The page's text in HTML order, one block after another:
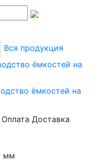
Вся продукция
ёмкостей на
ёмкостей на
Оплата Доставка
мм